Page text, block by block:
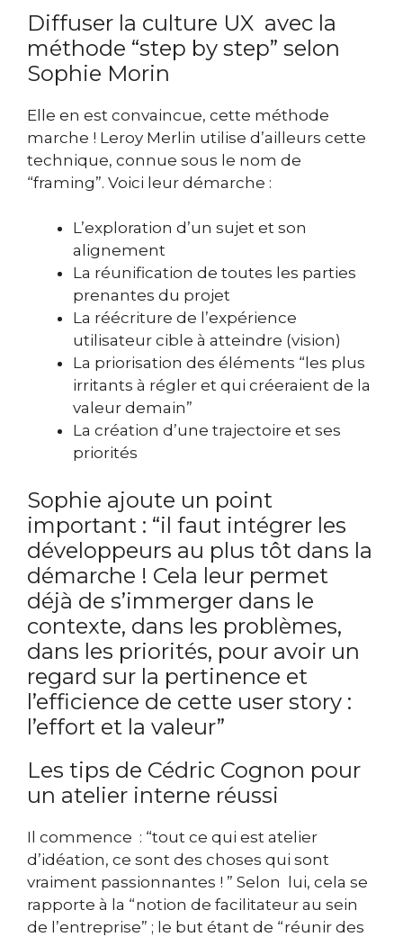
Diffuser la culture UX avec la
méthode “step by step” selon
Sophie Morin
Elle en est convaincue, cette méthode
marche ! Leroy Merlin utilise d’ailleurs cette
technique, connue sous le nom de
“framing”. Voici leur démarche :
L’exploration d’un sujet et son
alignement
La réunification de toutes les parties
prenantes du projet
La réécriture de l’expérience
utilisateur cible à atteindre (vision)
La priorisation des éléments “les plus
irritants à régler et qui créeraient de la
valeur demain”
La création d’une trajectoire et ses
priorités
Sophie ajoute un point
important : “il faut intégrer les
développeurs au plus tôt dans la
démarche ! Cela leur permet
déjà de s’immerger dans le
contexte, dans les problèmes,
dans les priorités, pour avoir un
regard sur la pertinence et
l’efficience de cette user story :
l’effort et la valeur”
Les tips de Cédric Cognon pour
un atelier interne réussi
Il commence : “tout ce qui est atelier
d’idéation, ce sont des choses qui sont
vraiment passionnantes ! ” Selon lui, cela se
rapporte à la “notion de facilitateur au sein
de l’entreprise” ; le but étant de “réunir des